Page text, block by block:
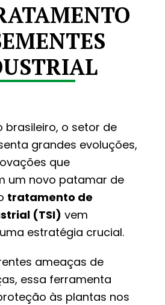
brasileiro, o setor de
grandes evoluções,
que
um novo patamar de
tratamento de
(TSI) vem
estratégia crucial.
ameaças de
essa ferramenta
às plantas nos